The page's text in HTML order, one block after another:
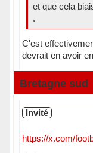
et que cela
.
C'est
devrait en avoir
Hors ligne
Bretagne sud
Invité
https://x.com/